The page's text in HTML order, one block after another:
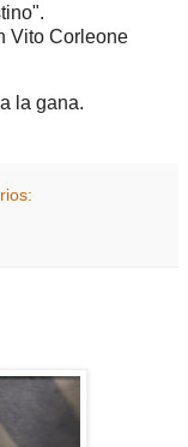
Vito Corleone
la gana.